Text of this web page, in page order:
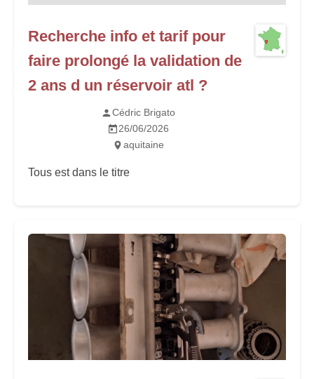
Recherche info et tarif pour
faire prolongé la validation de
2 ans d un réservoir atl ?
Cédric Brigato
26/06/2026
aquitaine
Tous est dans le titre